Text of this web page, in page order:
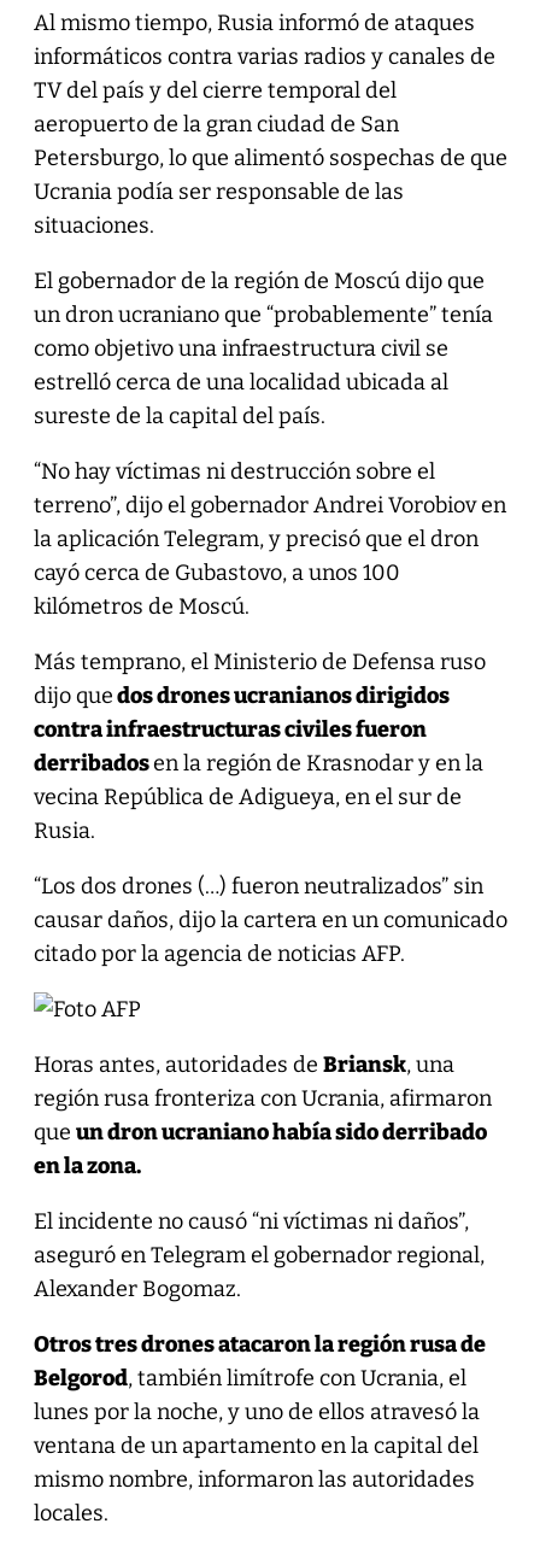
Al mismo tiempo, Rusia informó de ataques
informáticos contra varias radios y canales de
TV del país y del cierre temporal del
aeropuerto de la gran ciudad de San
Petersburgo, lo que alimentó sospechas de que
Ucrania podía ser responsable de las
situaciones.
El gobernador de la región de Moscú dijo que
un dron ucraniano que “probablemente” tenía
como objetivo una infraestructura civil se
estrelló cerca de una localidad ubicada al
sureste de la capital del país.
“No hay víctimas ni destrucción sobre el
terreno”, dijo el gobernador Andrei Vorobiov en
la aplicación Telegram, y precisó que el dron
cayó cerca de Gubastovo, a unos 100
kilómetros de Moscú.
Más temprano, el Ministerio de Defensa ruso
dijo quedos drones ucranianos dirigidos
contra infraestructuras civiles fueron
derribadosen la región de Krasnodar y en la
vecina República de Adigueya, en el sur de
Rusia.
“Los dos drones (…) fueron neutralizados” sin
causar daños, dijo la cartera en un comunicado
citado por la agencia de noticias AFP.
Horas antes, autoridades de Briansk, una
región rusa fronteriza con Ucrania, afirmaron
que un dron ucraniano había sido derribado
en la zona.
El incidente no causó “ni víctimas ni daños”,
aseguró en Telegram el gobernador regional,
Alexander Bogomaz.
Otros tres drones atacaron la región rusa de
Belgorod, también limítrofe con Ucrania, el
lunes por la noche, y uno de ellos atravesó la
ventana de un apartamento en la capital del
mismo nombre, informaron las autoridades
locales.